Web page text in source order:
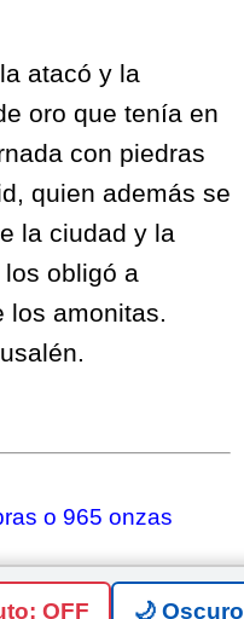
atacó y la
oro que tenía en
con piedras
quien además se
la ciudad y la
obligó a
los amonitas.
o 965 onzas
OFF 🌙 Oscuro